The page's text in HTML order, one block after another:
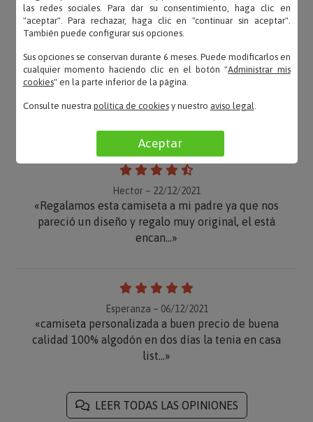
OPINIONES
aitanaylidia – 29/03/2022
«La camiseta está muy bonita, es de calidad, y a mi
Hector – 22/12/2021
«Regalamos esta camiseta a mi padre ya que nos
pareció un diseño y regalo muy original, el está
encan...»
Esperanza – 06/12/2021
«camiseta personalizada a buen precio de buena
calidad 100% algodón en dos días la tenia en casa
list...»
LEER TODAS LAS OPINIONES
las redes sociales. Para dar su consentimiento, haga clic en
"aceptar". Para rechazar, haga clic en "continuar sin aceptar".
También puede configurar sus opciones.
Sus opciones se conservan durante 6 meses. Puede modificarlos en
cualquier momento haciendo clic en el botón "Administrar mis
cookies" en la parte inferior de la página.
Consulte nuestra política de cookiesy nuestro aviso legal.
Aceptar